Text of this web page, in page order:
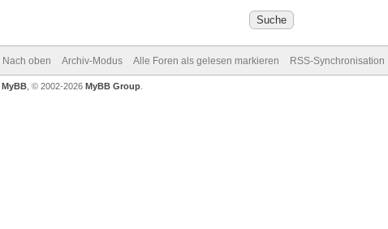
Nach oben Archiv-Modus Alle Foren als gelesen markieren RSS-Synchronisation
MyBB, © 2002-2026 MyBB Group.